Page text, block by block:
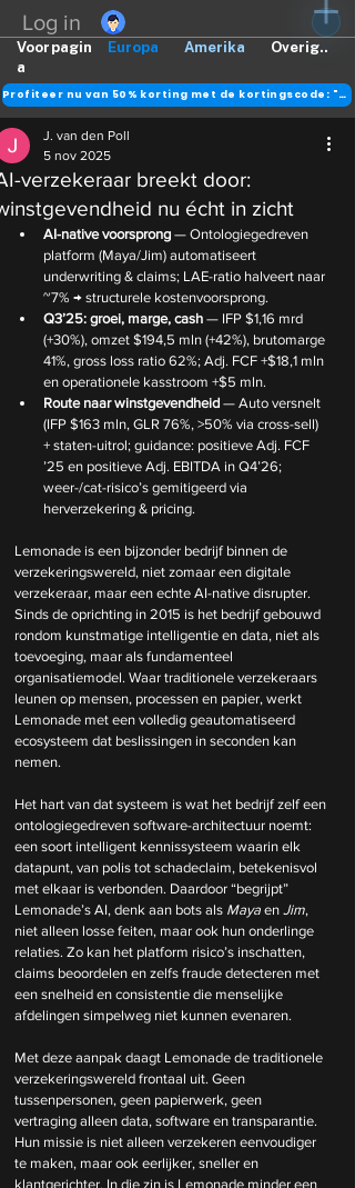
Log in
Europa Amerika Overig..
Voorpagin
a
Profiteer nu van 50% korting met de kortingscode: "DANK"
verzekeraar breekt door:
nu écht in zicht
J. van den Poll
5 nov 2025
AI-native voorsprong — Ontologiegedreven
platform (Maya/Jim) automatiseert
underwriting & claims; LAE-ratio halveert naar
~7% → structurele kostenvoorsprong.
Q3’25: groei, marge, cash — IFP $1,16 mrd
(+30%), omzet $194,5 mln (+42%), brutomarge
41%, gross loss ratio 62%; Adj. FCF +$18,1 mln
en operationele kasstroom +$5 mln.
Route naar winstgevendheid — Auto versnelt
(IFP $163 mln, GLR 76%, >50% via cross-sell)
+ staten-uitrol; guidance: positieve Adj. FCF
’25 en positieve Adj. EBITDA in Q4’26;
weer-/cat-risico’s gemitigeerd via
herverzekering & pricing.
Lemonade is een bijzonder bedrijf binnen de
verzekeringswereld, niet zomaar een digitale
verzekeraar, maar een echte AI-native disrupter.
Sinds de oprichting in 2015 is het bedrijf gebouwd
rondom kunstmatige intelligentie en data, niet als
toevoeging, maar als fundamenteel
organisatiemodel. Waar traditionele verzekeraars
leunen op mensen, processen en papier, werkt
Lemonade met een volledig geautomatiseerd
ecosysteem dat beslissingen in seconden kan
nemen.
Het hart van dat systeem is wat het bedrijf zelf een
ontologiegedreven software-architectuur noemt:
een soort intelligent kennissysteem waarin elk
datapunt, van polis tot schadeclaim, betekenisvol
met elkaar is verbonden. Daardoor “begrijpt”
Lemonade’s AI, denk aan bots als Maya en Jim,
niet alleen losse feiten, maar ook hun onderlinge
relaties. Zo kan het platform risico’s inschatten,
claims beoordelen en zelfs fraude detecteren met
een snelheid en consistentie die menselijke
afdelingen simpelweg niet kunnen evenaren.
Met deze aanpak daagt Lemonade de traditionele
verzekeringswereld frontaal uit. Geen
tussenpersonen, geen papierwerk, geen
vertraging alleen data, software en transparantie.
Hun missie is niet alleen verzekeren eenvoudiger
te maken, maar ook eerlijker, sneller en
klantgerichter. In die zin is Lemonade minder een